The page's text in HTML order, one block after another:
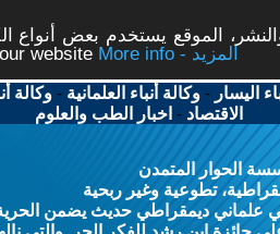
الموقع يستخدم بعض أنواع
website
More info - المزيد
اليسار -وكالة أنباء العلمانية -وكالة
الاقتصاد - اخبار الطب والعلوم
الحوار المتمدن
تطوعية وغير ربحية
ديمقراطي حديث يضمن الحرية